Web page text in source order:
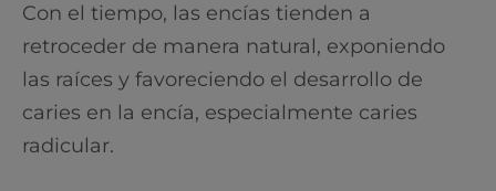
Con el tiempo, las encías tienden a
retroceder de manera natural, exponiendo
las raíces y favoreciendo el desarrollo de
caries en la encía, especialmente caries
radicular.